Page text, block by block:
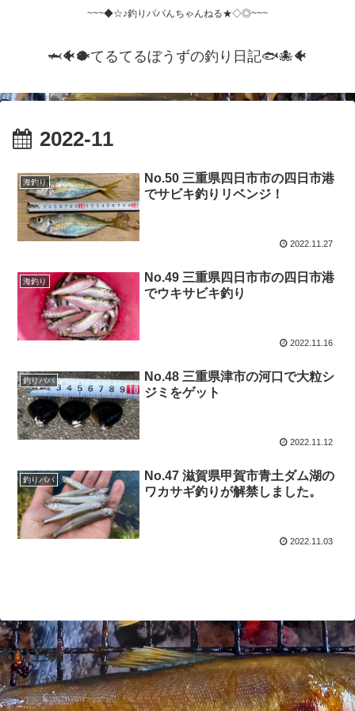
~~~◆☆♪釣りパパんちゃんねる★◇◎~~~
🦈🐠🐡てるてるぼうずの釣り日記🐟️🐙🐠
2022-11
海釣り
No.50 三重県四日市市の四日市港
でサビキ釣りリベンジ！
2022.11.27
海釣り
No.49 三重県四日市市の四日市港
でウキサビキ釣り
2022.11.16
釣りパパ
No.48 三重県津市の河口で大粒シ
ジミをゲット
2022.11.12
釣りパパ
No.47 滋賀県甲賀市青土ダム湖の
ワカサギ釣りが解禁しました。
2022.11.03
釣り三昧！
定年後は釣り三昧！